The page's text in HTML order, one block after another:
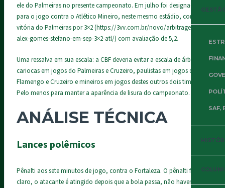
SAF,
ele do Palmeiras no presente campeonato. Em julho foi designado
para o jogo contra o Atlético Mineiro, neste mesmo estádio, com
vitória do Palmeiras por 3×2 (https://3vv.com.br/novo/arbitragem-de-
alex-gomes-stefano-em-sep-3×2-atl/) com avaliação de 5,2.
Uma ressalva em sua escala: a CBF deveria evitar a escala de árbitros
cariocas em jogos do Palmeiras e Cruzeiro, paulistas em jogos do
Flamengo e Cruzeiro e mineiros em jogos destes outros dois times.
Pelo menos para manter a aparência de lisura do campeonato.
ANÁLISE TÉCNICA
Lances polêmicos
Pênalti aos sete minutos de jogo, contra o Fortaleza. O pênalti foi
claro, o atacante é atingido depois que a bola passa, não havendo o